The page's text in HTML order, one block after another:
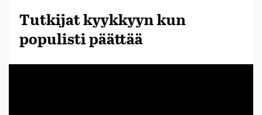
Tutkijat kyykkyyn kun
populisti päättää